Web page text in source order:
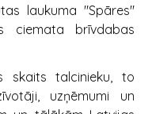
laukuma "Spāres"
ciemata brīvdabas
skaits talcinieku, to
uzņēmumi un